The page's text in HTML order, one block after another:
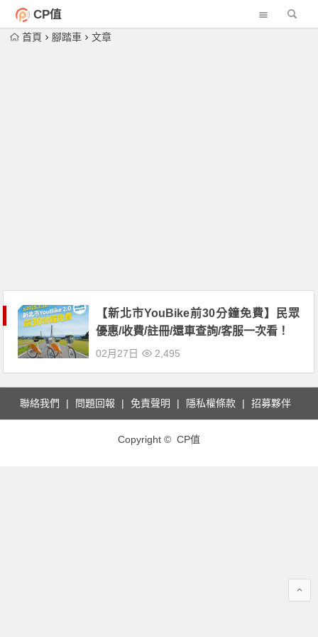
CP值
首頁 腳踏車 文章
【新北市YouBike前30分鐘免費】民眾
優惠/收費/註冊/還車查詢/客服一次看！
02月27日 2,495
聯絡我們 問題回報 免責聲明 隱私權條款 招募夥伴
Copyright © CP值